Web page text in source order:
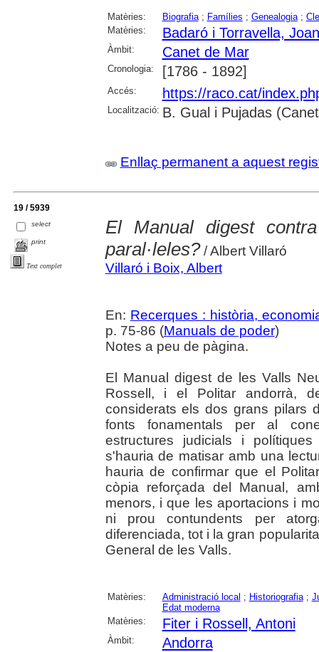
Matèries: Biografia; Famílies ; Genealogia;
Matèries:
Badaró i Torravella, Joan
Àmbit: Canet de Mar
Cronologia: [1786 - 1892]
Accés: https://raco.cat/
Localització: B. Gual i Pujadas
Enllaç permanent a aquest
19 / 5939
select
print
Text complet
El Manual digest
paral·leles?/ Albert Villaró
Villaró i Boix, Albert
En: Recerques : història,
p. 75-86 (Manuals de poder)
Notes a peu de pàgina.
El Manual digest de les Valls
Rossell, i el Politar andorrà,
considerats els dos grans pilars
fonts fonamentals per al
estructures judicials i
s'hauria de matisar amb una
hauria de confirmar que el
còpia reforçada del Manual,
menors, i que les aportacions i
ni prou contundents per
diferenciada, tot i la gran
General de les Valls.
Matèries: Administració local ; Historiografia;
Edat moderna
Matèries:
Fiter i Rossell, Antoni
Àmbit: Andorra